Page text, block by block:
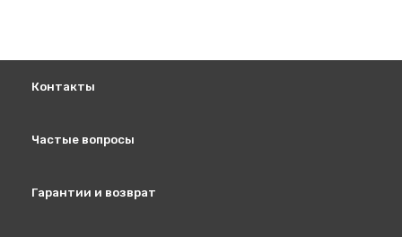
Контакты
Частые вопросы
Гарантии и возврат